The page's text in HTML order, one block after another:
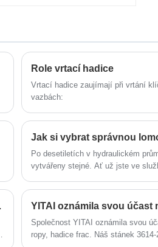
se specializujeme na průmysl
produkty mají dobrou
výhodu a pokrývají většinu
a amerických trhů. Těšíme
staneme vaším dlouhodobým
v Číně.
Role vrtací hadice
Vrtací hadice zaujímají při vrtání
vazbách:
Jak si vybrat správnou
Po desetiletích v hydraulickém
vytvářeny stejné. Ať už jste ve
prostojemi.
YITAI oznámila svou účast
Společnost YITAI oznámila svou
ropy, hadice frac. Náš stánek